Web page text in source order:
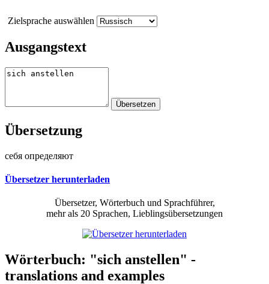
Zielsprache auswählen
Ausgangstext
Übersetzung
себя определяют
Übersetzer herunterladen
Übersetzer, Wörterbuch und Sprachführer,
mehr als 20 Sprachen, Lieblingsübersetzungen
Wörterbuch: "sich anstellen" -
translations and examples